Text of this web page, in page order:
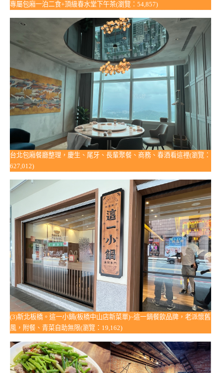
專屬包廂一泊二食+頂級春水堂下午茶(瀏覽：54,857)
台北包廂餐廳整理，慶生、尾牙、長輩聚餐、商務、春酒看這裡(瀏覽：
627,012)
(3)新北板橋。這一小鍋(板橋中山店新菜單)~這一鍋餐飲品牌，老派懷舊
風，附餐、青菜自助無限(瀏覽：19,162)